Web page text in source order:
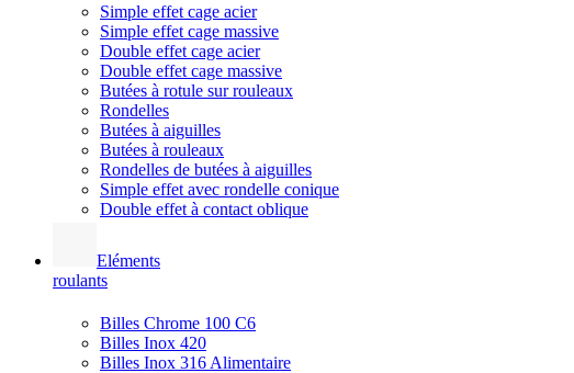
Simple effet cage acier
Simple effet cage massive
Double effet cage acier
Double effet cage massive
Butées à rotule sur rouleaux
Rondelles
Butées à aiguilles
Butées à rouleaux
Rondelles de butées à aiguilles
Simple effet avec rondelle conique
Double effet à contact oblique
Eléments
roulants
Billes Chrome 100 C6
Billes Inox 420
Billes Inox 316 Alimentaire